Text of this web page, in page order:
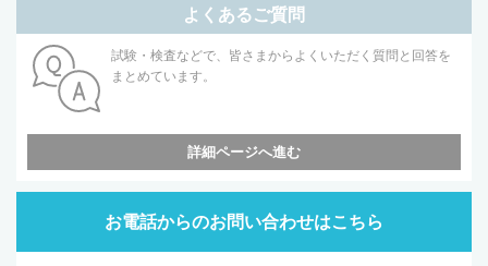
よくあるご質問
試験・検査などで、皆さまからよくいただく質問と回答を
まとめています。
詳細ページへ進む
お電話からのお問い合わせはこちら